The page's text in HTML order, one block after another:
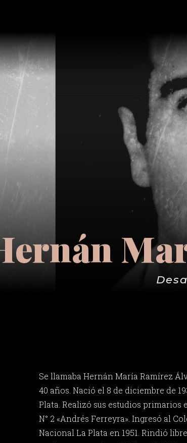
Se llamaba Hernán María Ramírez
40 años. Nació el 8 de diciembre de
Plata. Realizó sus estudios primarios
N° 2 «Andrés Ferreyra». Ingresó al
Nacional La Plata en 1951. Rindió